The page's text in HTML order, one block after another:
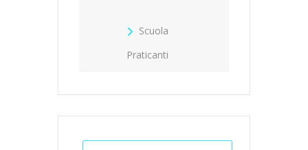
Scuola
Praticanti